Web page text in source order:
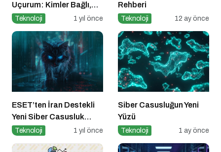
Uçurum: Kimler Bağlı,
Kimler Dışarıda
Teknoloji 1 yıl önce
Rehberi
Teknoloji 12 ay önce
ESET’ten İran Destekli
Yeni Siber Casusluk
Operasyonu Uyarısı
Teknoloji 1 yıl önce
Siber Casusluğun Yeni
Yüzü
Teknoloji 1 ay önce